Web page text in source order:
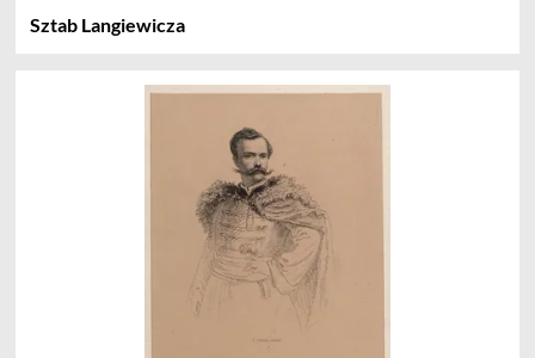
Sztab Langiewicza